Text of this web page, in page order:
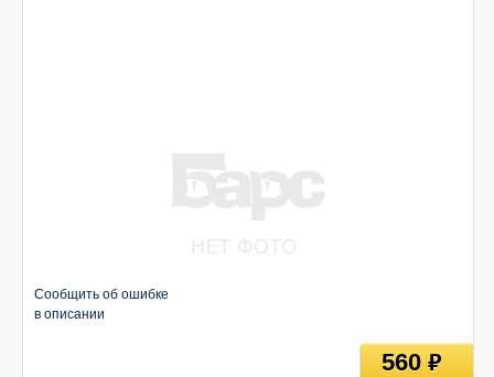
Сообщить об ошибке
в описании
560руб